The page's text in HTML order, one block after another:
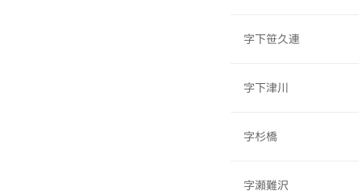
字下笹久連
字下津川
字杉橋
字瀬難沢